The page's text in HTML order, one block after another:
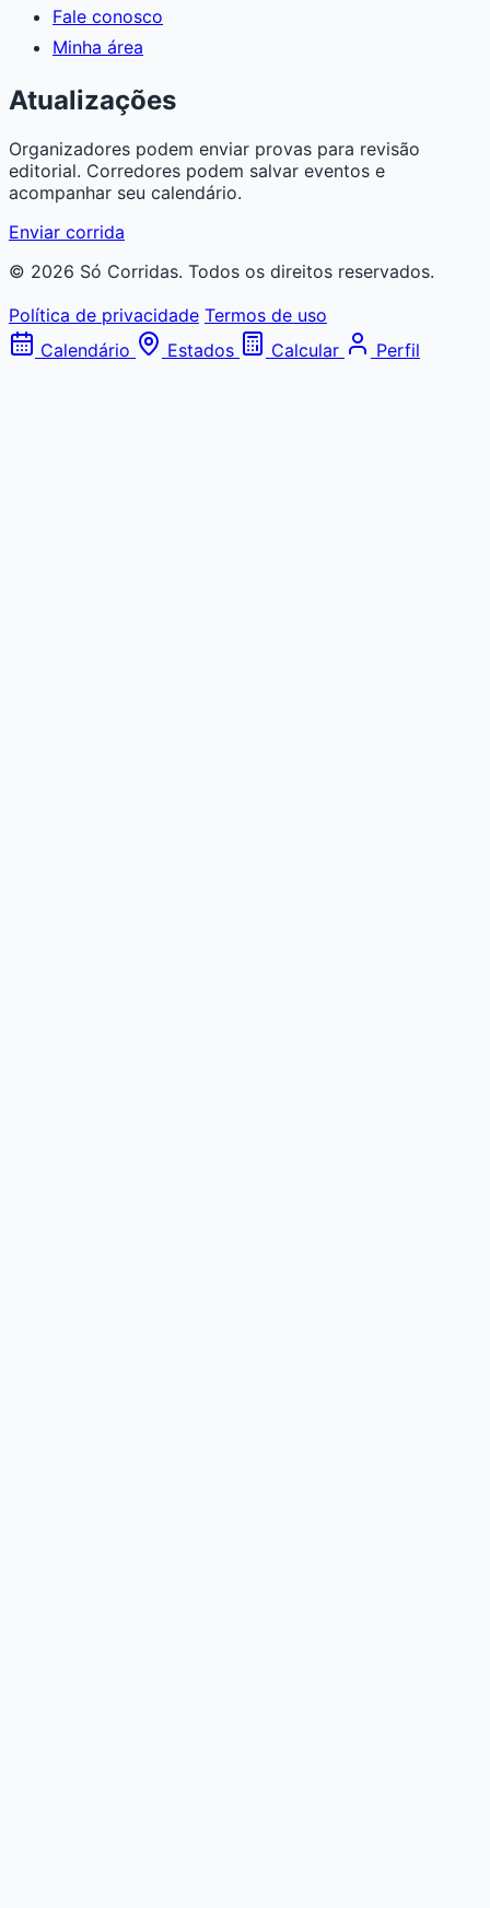
Fale conosco
Minha área
Atualizações
Organizadores podem enviar provas para revisão
editorial. Corredores podem salvar eventos e
acompanhar seu calendário.
Enviar corrida
© 2026 Só Corridas. Todos os direitos reservados.
Política de privacidade Termos de uso
Calendário
Estados Calcular Perfil